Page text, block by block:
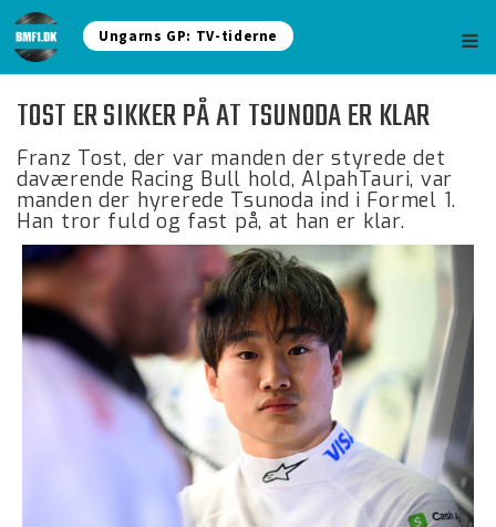
Ungarns GP: TV-tiderne
TOST ER SIKKER PÅ AT TSUNODA ER KLAR
Franz Tost, der var manden der styrede det
daværende Racing Bull hold, AlpahTauri, var
manden der hyrerede Tsunoda ind i Formel 1.
Han tror fuld og fast på, at han er klar.